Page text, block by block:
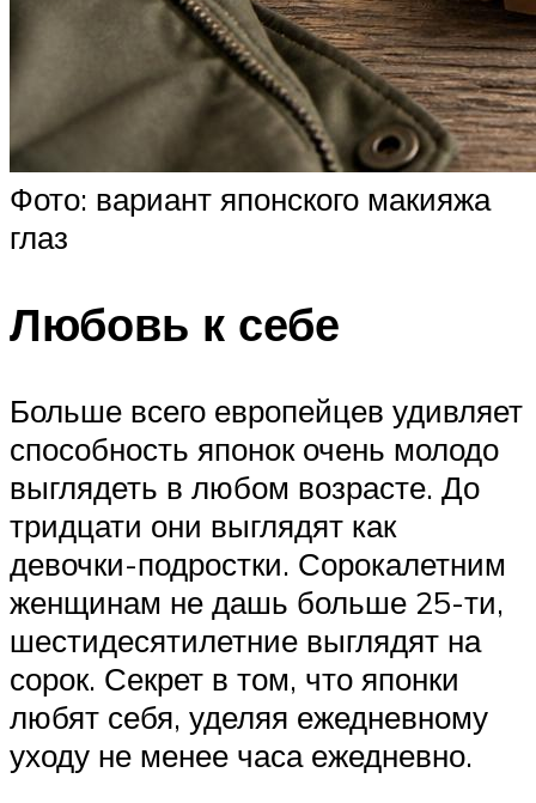
Фото: вариант японского макияжа
глаз
Любовь к себе
Больше всего европейцев удивляет
способность японок очень молодо
выглядеть в любом возрасте. До
тридцати они выглядят как
девочки-подростки. Сорокалетним
женщинам не дашь больше 25-ти,
шестидесятилетние выглядят на
сорок. Секрет в том, что японки
любят себя, уделяя ежедневному
уходу не менее часа ежедневно.